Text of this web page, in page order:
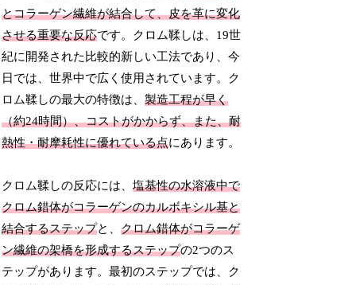
とコラーゲン繊維が結合して、皮を革に変化
させる重要な反応です。クロム鞣しは、19世
紀に開発された比較的新しい工法であり、今
日では、世界中で広く使用されています。ク
ロム鞣しの最大の特徴は、製造工程が早く
（約24時間）、コストがかからず、また、耐
熱性・耐摩耗性に優れている点にあります。
クロム鞣しの反応には、塩基性の水溶液中で
クロム錯体がコラーゲンのカルボキシル基と
結合するステップと、クロム錯体がコラーゲ
ン繊維の架橋を形成するステップの2つのス
テップがあります。最初のステップでは、ク